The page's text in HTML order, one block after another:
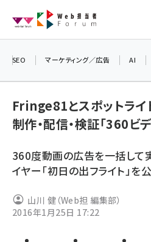
ン
ai (2818)
note (2320)
SEO マーケティング／広告 AI
Fringe81とスポットラ
制作・配信・検証「360ビ
360度動画の広告を一括して
イヤー「初日の出フライト」を
山川 健（Web担 編集部）
2016年1月25日 17:22